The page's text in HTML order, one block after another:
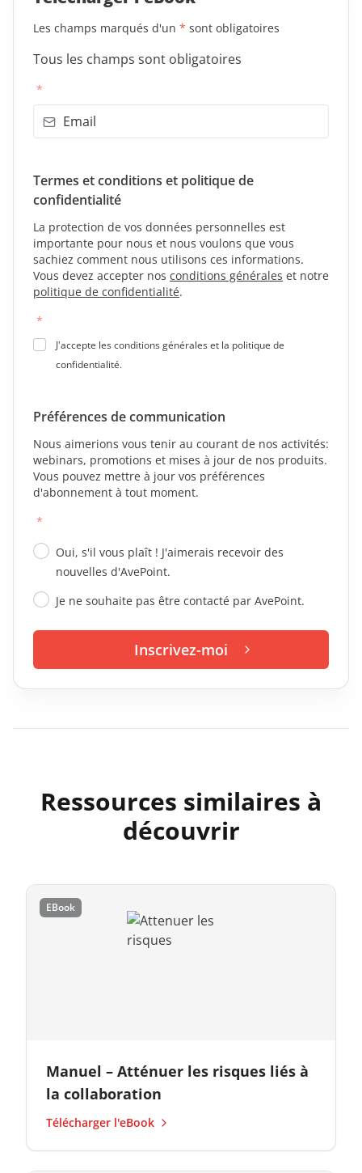
Les champs marqués d'un * sont obligatoires
Tous les champs sont obligatoires
*
Termes et conditions et politique de
confidentialité
La protection de vos données personnelles est
importante pour nous et nous voulons que vous
sachiez comment nous utilisons ces informations.
Vous devez accepter nos conditions générales et notre
politique de confidentialité.
*
J'accepte les conditions générales et la politique de
confidentialité.
Préférences de communication
Nous aimerions vous tenir au courant de nos activités:
webinars, promotions et mises à jour de nos produits.
Vous pouvez mettre à jour vos préférences
d'abonnement à tout moment.
*
Oui, s'il vous plaît ! J'aimerais recevoir des
nouvelles d'AvePoint.
Je ne souhaite pas être contacté par AvePoint.
Inscrivez-moi
Ressources similaires à
découvrir
EBook
Manuel – Atténuer les risques liés à
la collaboration
Télécharger l'eBook